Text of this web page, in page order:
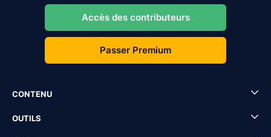
Accès des contributeurs
Passer Premium
CONTENU
OUTILS